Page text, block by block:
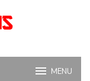
MENU